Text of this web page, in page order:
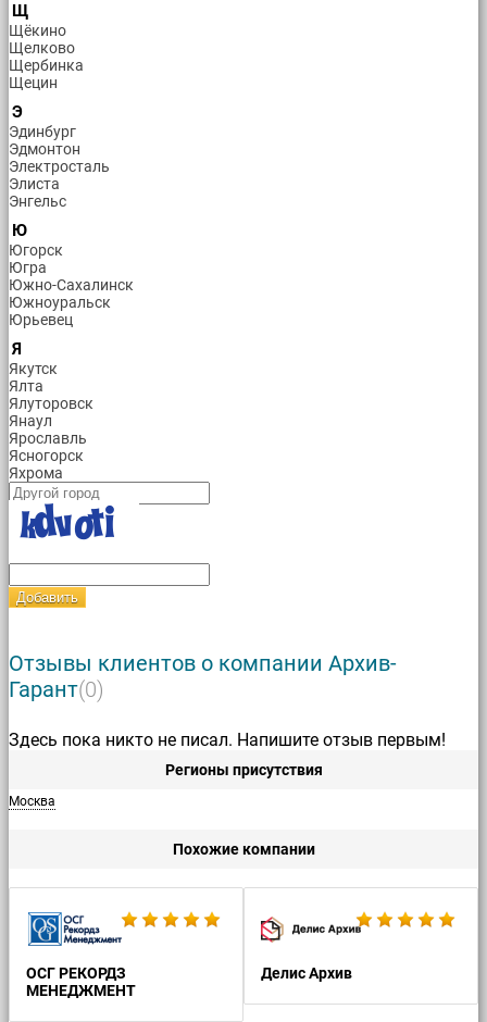
Щ
Щёкино
Щелково
Щербинка
Щецин
Э
Эдинбург
Эдмонтон
Электросталь
Элиста
Энгельс
Ю
Югорск
Югра
Южно-Сахалинск
Южноуральск
Юрьевец
Я
Якутск
Ялта
Ялуторовск
Янаул
Ярославль
Ясногорск
Яхрома
Добавить
Отзывы клиентов о компании Архив-
Гарант(0)
Здесь пока никто не писал. Напишите отзыв первым!
Регионы присутствия
Москва
Похожие компании
ОСГ РЕКОРДЗ
МЕНЕДЖМЕНТ
Делис Архив